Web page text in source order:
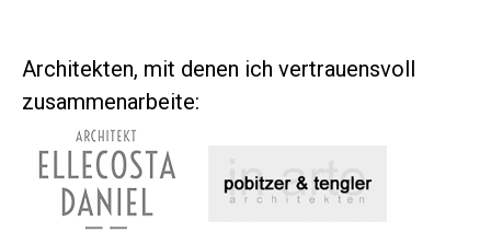
Architekten, mit denen ich vertrauensvoll
zusammenarbeite: